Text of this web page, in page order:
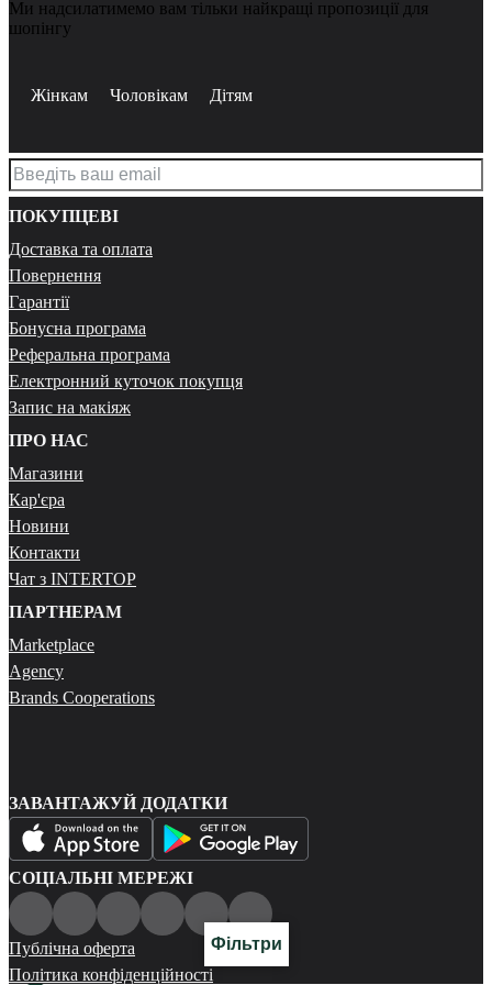
Фільтри
Ми надсилатимемо вам тільки найкращі пропозиції для
шопінгу
Жінкам Чоловікам Дітям
ПОКУПЦЕВІ
Доставка та оплата
Повернення
Гарантії
Бонусна програма
Реферальна програма
Електронний куточок покупця
Запис на макіяж
ПРО НАС
Магазини
Кар'єра
Новини
Контакти
Чат з INTERTOP
ПАРТНЕРАМ
Marketplace
Agency
Brands Cooperations
ЗАВАНТАЖУЙ ДОДАТКИ
СОЦІАЛЬНІ МЕРЕЖІ
Публічна оферта
Політика конфіденційності